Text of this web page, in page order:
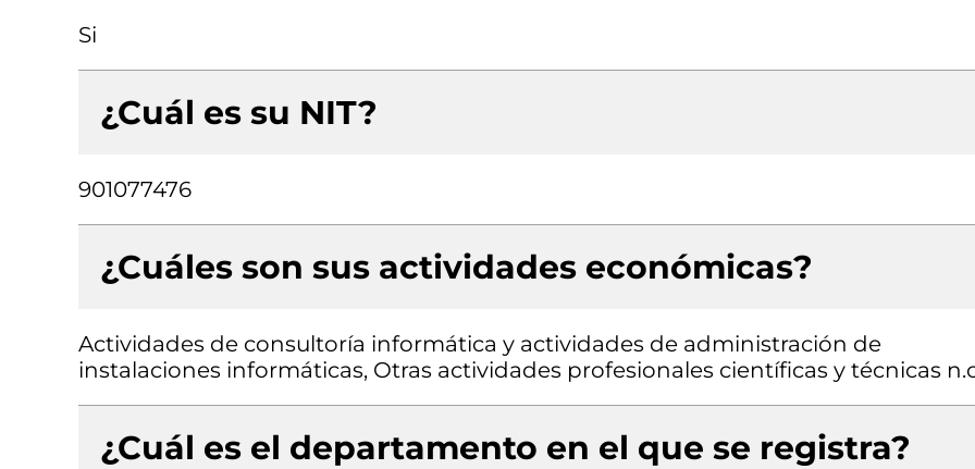
Si
¿Cuál es su NIT?
901077476
¿Cuáles son sus actividades económicas?
Actividades de consultoría informática y actividades de administración de
instalaciones informáticas, Otras actividades profesionales científicas y técnicas
¿Cuál es el departamento en el que se registra?